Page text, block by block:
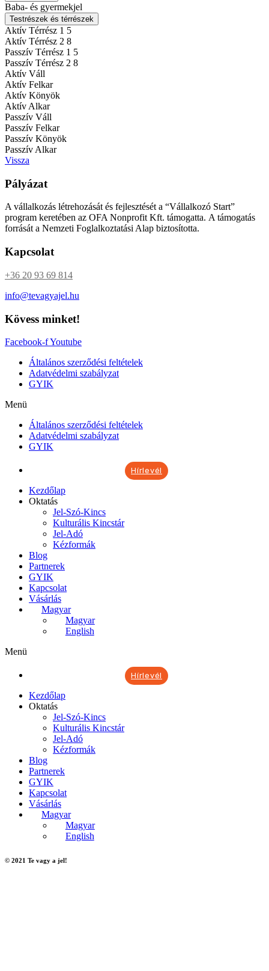
Baba- és gyermekjel
Testrészek és térrészek
Aktív Térrész 1 5
Aktív Térrész 2 8
Passzív Térrész 1 5
Passzív Térrész 2 8
Aktív Váll
Aktív Felkar
Aktív Könyök
Aktív Alkar
Passzív Váll
Passzív Felkar
Passzív Könyök
Passzív Alkar
Vissza
Pályázat
A vállalkozás létrehozását és fejlesztését a “Vállalkozó Start”
program keretében az OFA Nonprofit Kft. támogatta. A támogatás
forrását a Nemzeti Foglalkoztatási Alap biztosította.
Kapcsolat
+36 20 93 69 814
info@tevagyajel.hu
Kövess minket!
Facebook-fYoutube
Általános szerződési feltételek
Adatvédelmi szabályzat
GYIK
Menü
Általános szerződési feltételek
Adatvédelmi szabályzat
GYIK
Hírlevél
Kezdőlap
Oktatás
Jel-Szó-Kincs
Kulturális Kincstár
Jel-Adó
Kézformák
Blog
Partnerek
GYIK
Kapcsolat
Vásárlás
Magyar
Magyar
English
Menü
Hírlevél
Kezdőlap
Oktatás
Jel-Szó-Kincs
Kulturális Kincstár
Jel-Adó
Kézformák
Blog
Partnerek
GYIK
Kapcsolat
Vásárlás
Magyar
Magyar
English
© 2021 Te vagy a jel!